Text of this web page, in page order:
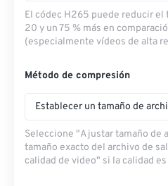
El códec H265 puede reducir el
20 y un 75 % más en
(especialmente vídeos de alta
Método de compresión
Establecer un tamaño de
Seleccione "Ajustar tamaño de
tamaño exacto del archivo de
calidad de video" si la calidad